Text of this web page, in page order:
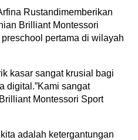
Rustandi‎memberikan
Brilliant Montessori
pertama di wilayah
kasar sangat krusial bagi
digital.‎‎”Kami sangat
Montessori Sport
adalah ketergantungan